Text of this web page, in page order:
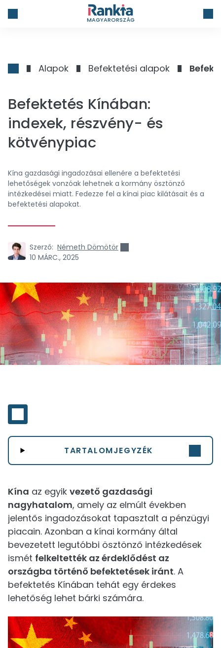
MAGYARORSZÁG
Alapok Befektetési alapok
Befektetés Kínában:
indexek, részvény- és
kötvénypiac
Kína gazdasági ingadozásai ellenére a befektetési
lehetőségek vonzóak lehetnek a kormány ösztönző
intézkedései miatt. Fedezze fel a kínai piac kilátásait és a
befektetési alapokat.
Szerző: Németh Dömötör
10 MÁRC., 2025
TARTALOMJEGYZÉK
Kína az egyik vezető gazdasági
nagyhatalom, amely az elmúlt években
jelentős ingadozásokat tapasztalt a pénzügyi
piacain. Azonban a kínai kormány által
bevezetett legutóbbi ösztönző intézkedések
ismét felkeltették az érdeklődést az
országba történő befektetések iránt. A
befektetés Kínában tehát egy érdekes
lehetőség lehet bárki számára.